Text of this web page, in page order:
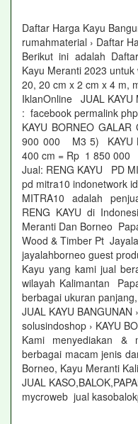
Daftar Harga Kayu
rumahmaterial › Daftar
Berikut ini adalah
Kayu Meranti 2023
20, 20 cm x 2 cm x 4 m,
IklanOnline JUAL KAYU
: facebook permalink
KAYU BORNEO
900 000 M3 5) KAYU
400 cm = Rp 1 850 000
Jual: RENG KAYU PD
pd mitra10 indonetwork
MITRA10 adalah
RENG KAYU di
Meranti Dan Borneo
Wood & Timber Pt
jayalahborneo guest
Kayu yang kami jual
wilayah Kalimantan
berbagai ukuran
JUAL KAYU
solusindoshop › KAYU
Kami menyediakan &
berbagai macam jenis
Borneo, Kayu Meranti
JUAL
mycroweb jual